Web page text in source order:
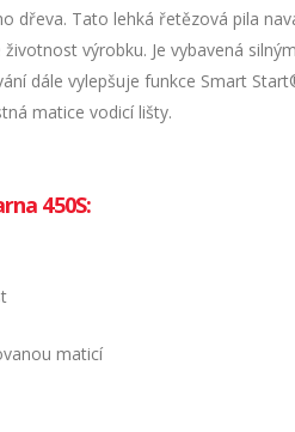
dřeva. Tato lehká řetězová pila
výrobku. Je vybavená
dále vylepšuje funkce Smart
matice vodicí lišty.
450S:
maticí